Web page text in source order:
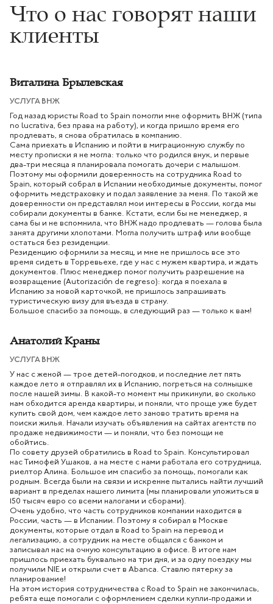
Что о нас говорят наши
клиенты
Виталина Брылевская
УСЛУГА ВНЖ
Год назад юристы Road to Spain помогли мне оформить ВНЖ (типа
no lucrativa, без права на работу), и когда пришло время его
продлевать, я снова обратилась в компанию.
Сама приехать в Испанию и пойти в миграционную службу по
месту прописки я не могла: только что родился внук, и первые
два-три месяца я планировала помогать дочери с малышом.
Поэтому мы оформили доверенность на сотрудника Road to
Spain, который собрал в Испании необходимые документы, помог
оформить медстраховку и подал заявление за меня. По такой же
доверенности он представлял мои интересы в России, когда мы
собирали документы в банке. Кстати, если бы не менеджер, я
сама бы и не вспомнила, что ВНЖ надо продлевать — голова была
занята другими хлопотами. Могла получить штраф или вообще
остаться без резиденции.
Резиденцию оформили за месяц, и мне не пришлось все это
время сидеть в Торревьехе, где у нас с мужем квартира, и ждать
документов. Плюс менеджер помог получить разрешение на
возвращение (Autorización de regreso): когда я поехала в
Испанию за новой карточкой, не пришлось запрашивать
туристическую визу для въезда в страну.
Большое спасибо за помощь, в следующий раз — только к вам!
Анатолий Краны
УСЛУГА ВНЖ
У нас с женой — трое детей-погодков, и последние лет пять
каждое лето я отправлял их в Испанию, погреться на солнышке
после нашей зимы. В какой-то момент мы прикинули, во сколько
нам обходится аренда квартиры, и поняли, что проще уже будет
купить свой дом, чем каждое лето заново тратить время на
поиски жилья. Начали изучать объявления на сайтах агентств по
продаже недвижимости — и поняли, что без помощи не
обойтись.
По совету друзей обратились в Road to Spain. Консультировал
нас Тимофей Ушаков, а на месте с нами работала его сотрудница,
риелтор Алина. Большое им спасибо за помощь, помогали как
родным. Всегда были на связи и искренне пытались найти лучший
вариант в пределах нашего лимита (мы планировали уложиться в
150 тысяч евро со всеми налогами и сборами).
Очень удобно, что часть сотрудников компании находится в
России, часть — в Испании. Поэтому я собирал в Москве
документы, которые отдал в Road to Spain на перевод и
легализацию, а сотрудник на месте общался с банком и
записывал нас на очную консультацию в офисе. В итоге нам
пришлось приехать буквально на три дня, и за одну поездку мы
получили NIE и открыли счет в Abanca. Ставлю пятерку за
планирование!
На этом история сотрудничества с Road to Spain не закончилась,
ребята еще помогали с оформлением сделки купли-продажи и